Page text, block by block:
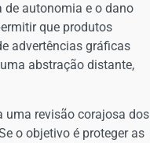
de autonomia e o dano
que produtos
advertências gráficas
abstração distante,
uma revisão corajosa dos
o objetivo é proteger as